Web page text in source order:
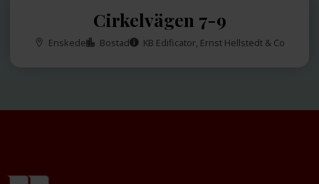
Cirkelvägen 7-9
Enskede Bostad KB Edificator, Ernst Hellstedt & Co